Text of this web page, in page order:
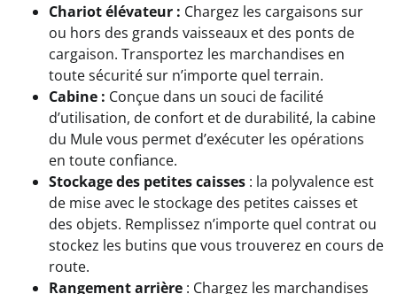
Chariot élévateur : Chargez les cargaisons sur
ou hors des grands vaisseaux et des ponts de
cargaison. Transportez les marchandises en
toute sécurité sur n’importe quel terrain.
Cabine : Conçue dans un souci de facilité
d’utilisation, de confort et de durabilité, la cabine
du Mule vous permet d’exécuter les opérations
en toute confiance.
Stockage des petites caisses : la polyvalence est
de mise avec le stockage des petites caisses et
des objets. Remplissez n’importe quel contrat ou
stockez les butins que vous trouverez en cours de
route.
Rangement arrière : Chargez les marchandises